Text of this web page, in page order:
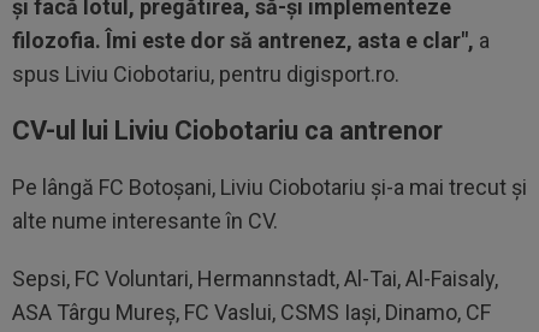
și facă lotul, pregătirea, să-și implementeze
filozofia. Îmi este dor să antrenez, asta e clar", a
spus Liviu Ciobotariu, pentru digisport.ro.
CV-ul lui Liviu Ciobotariu ca antrenor
Pe lângă FC Botoșani, Liviu Ciobotariu și-a mai trecut și
alte nume interesante în CV.
Sepsi, FC Voluntari, Hermannstadt, Al-Tai, Al-Faisaly,
ASA Târgu Mureș, FC Vaslui, CSMS Iași, Dinamo, CF